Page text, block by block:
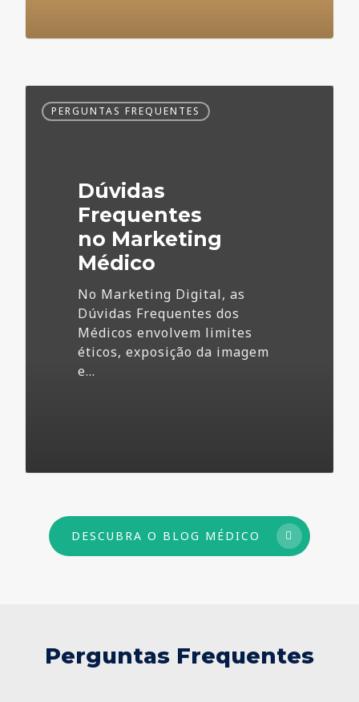
Frequentes
PERGUNTAS FREQUENTES
Dúvidas
Frequentes
no Marketing
Médico
No Marketing Digital, as
Dúvidas Frequentes dos
Médicos envolvem limites
éticos, exposição da imagem
e…
DESCUBRA O BLOG MÉDICO
Perguntas Frequentes